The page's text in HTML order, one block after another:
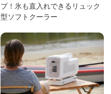
プ！氷も直入れできるリュック
型ソフトクーラー